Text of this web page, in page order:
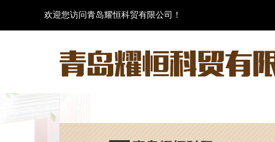
欢迎您访问青岛耀恒科贸有限公司！